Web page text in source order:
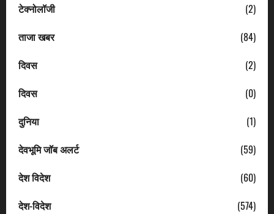
टेक्नोलॉजी
(2)
ताजा खबर
(84)
दिवस
(2)
दिवस
(0)
दुनिया
(1)
देवभूमि जॉब अलर्ट
(59)
देश विदेश
(60)
देश-विदेश
(574)